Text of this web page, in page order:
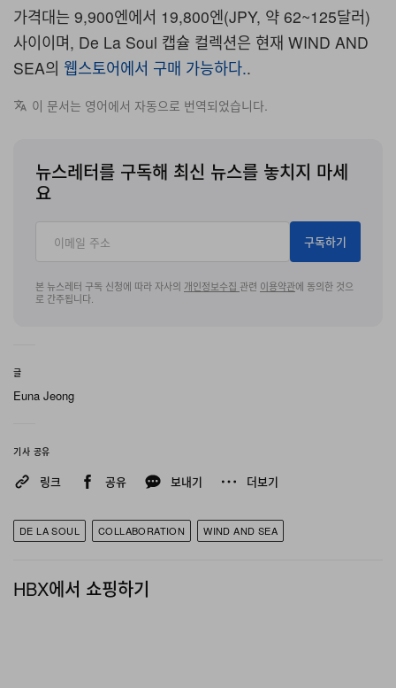
가격대는 9,900엔에서 19,800엔(JPY, 약 62~125달러)
사이이며, De La Soul 캡슐 컬렉션은 현재 WIND AND
SEA의 웹스토어에서 구매 가능하다..
이 문서는 영어에서 자동으로 번역되었습니다.
뉴스레터를 구독해 최신 뉴스를 놓치지 마세
요
구독하기
본 뉴스레터 구독 신청에 따라 자사의 개인정보수집 관련 이용약관에 동의한 것으
로 간주됩니다.
글
Euna Jeong
기사 공유
링크 공유 보내기 더보기
DE LA SOUL COLLABORATION WIND AND SEA
HBX에서 쇼핑하기